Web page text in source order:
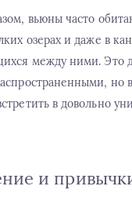
вьюны часто
озерах и даже в
между ними. Это
но
в довольно
и